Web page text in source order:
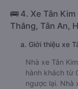
🚌 4. Xe Tân
Thắng, Tân An,
a. Giới thiệu xe
Nhà xe Tân
hành khách từ
ngược lại. Nhà